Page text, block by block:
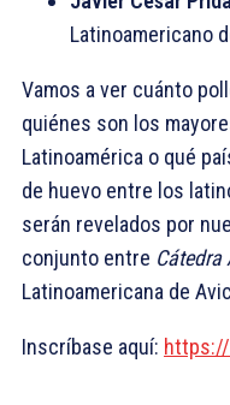
Latinoamericano
Vamos a ver cuánto
quiénes son los
Latinoamérica o qué
de huevo entre los
serán revelados por
conjunto entre
Latinoamericana de
Inscríbase aquí: